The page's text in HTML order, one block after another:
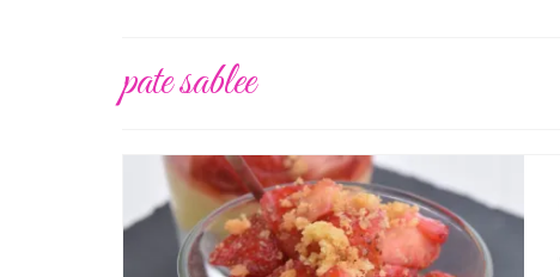
pate sablee